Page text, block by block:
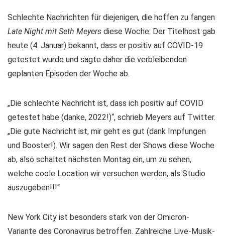
Schlechte Nachrichten für diejenigen, die hoffen zu fangen
Late Night mit Seth Meyers diese Woche: Der Titelhost gab
heute (4. Januar) bekannt, dass er positiv auf COVID-19
getestet wurde und sagte daher die verbleibenden
geplanten Episoden der Woche ab.
„Die schlechte Nachricht ist, dass ich positiv auf COVID
getestet habe (danke, 2022!)“, schrieb Meyers auf Twitter.
„Die gute Nachricht ist, mir geht es gut (dank Impfungen
und Booster!). Wir sagen den Rest der Shows diese Woche
ab, also schaltet nächsten Montag ein, um zu sehen,
welche coole Location wir versuchen werden, als Studio
auszugeben!!!“
New York City ist besonders stark von der Omicron-
Variante des Coronavirus betroffen. Zahlreiche Live-Musik-